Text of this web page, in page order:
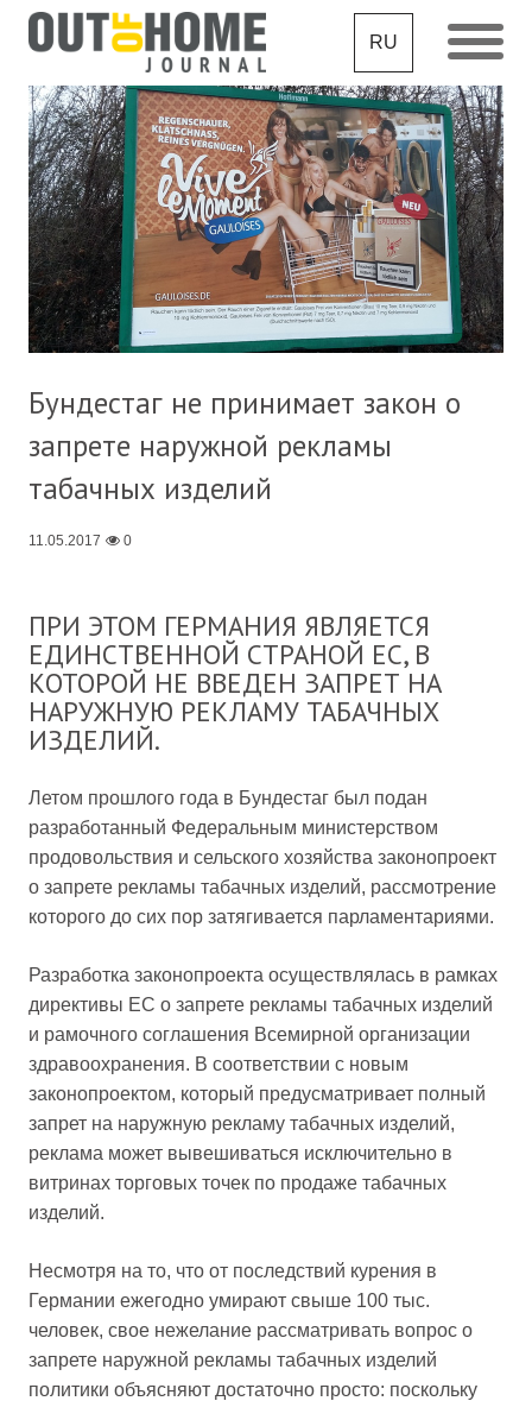
RU
Бундестаг не принимает закон о
запрете наружной рекламы
табачных изделий
11.05.2017 0
ПРИ ЭТОМ ГЕРМАНИЯ ЯВЛЯЕТСЯ
ЕДИНСТВЕННОЙ СТРАНОЙ ЕС, В
КОТОРОЙ НЕ ВВЕДЕН ЗАПРЕТ НА
НАРУЖНУЮ РЕКЛАМУ ТАБАЧНЫХ
ИЗДЕЛИЙ.
Летом прошлого года в Бундестаг был подан
разработанный Федеральным министерством
продовольствия и сельского хозяйства законопроект
о запрете рекламы табачных изделий, рассмотрение
которого до сих пор затягивается парламентариями.
Разработка законопроекта осуществлялась в рамках
директивы ЕС о запрете рекламы табачных изделий
и рамочного соглашения Всемирной организации
здравоохранения. В соответствии с новым
законопроектом, который предусматривает полный
запрет на наружную рекламу табачных изделий,
реклама может вывешиваться исключительно в
витринах торговых точек по продаже табачных
изделий.
Несмотря на то, что от последствий курения в
Германии ежегодно умирают свыше 100 тыс.
человек, свое нежелание рассматривать вопрос о
запрете наружной рекламы табачных изделий
политики объясняют достаточно просто: поскольку